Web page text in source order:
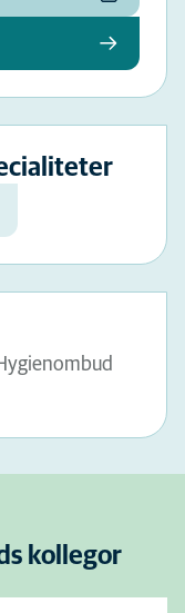
kollegor